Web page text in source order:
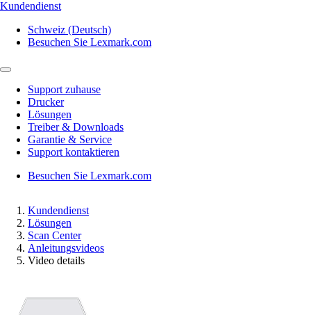
Kundendienst
Schweiz (Deutsch)
Besuchen Sie Lexmark.com
Support zuhause
Drucker
Lösungen
Treiber & Downloads
Garantie & Service
Support kontaktieren
Besuchen Sie Lexmark.com
Kundendienst
Lösungen
Scan Center
Anleitungsvideos
Video details